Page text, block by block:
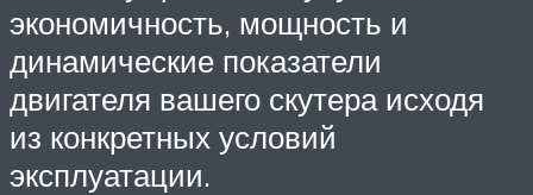
экономичность, мощность и
динамические показатели
двигателя вашего скутера исходя
из конкретных условий
эксплуатации.